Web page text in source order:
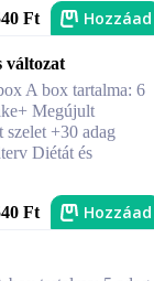
Ft Hozzáad
változat
A box tartalma: 6
Megújult
+30 adag
Diétát és
Ft Hozzáad